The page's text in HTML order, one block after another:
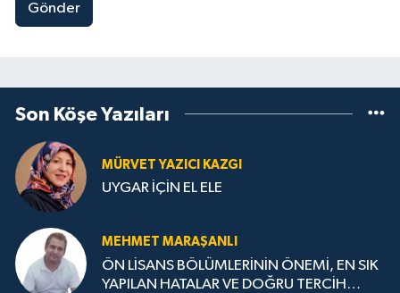
Gönder
Son Köşe Yazıları
MÜRVET YAZICI KAZGI
UYGAR İÇİN EL ELE
MEHMET MARAŞANLI
ÖN LİSANS BÖLÜMLERİNİN ÖNEMİ, EN SIK
YAPILAN HATALAR VE DOĞRU TERCİH